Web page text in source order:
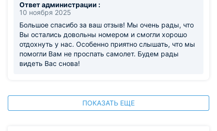
Ответ администрации :
10 ноября 2025
Большое спасибо за ваш отзыв! Мы очень рады, что
Вы остались довольны номером и смогли хорошо
отдохнуть у нас. Особенно приятно слышать, что мы
помогли Вам не проспать самолет. Будем рады
видеть Вас снова!
ПОКАЗАТЬ ЕЩЕ